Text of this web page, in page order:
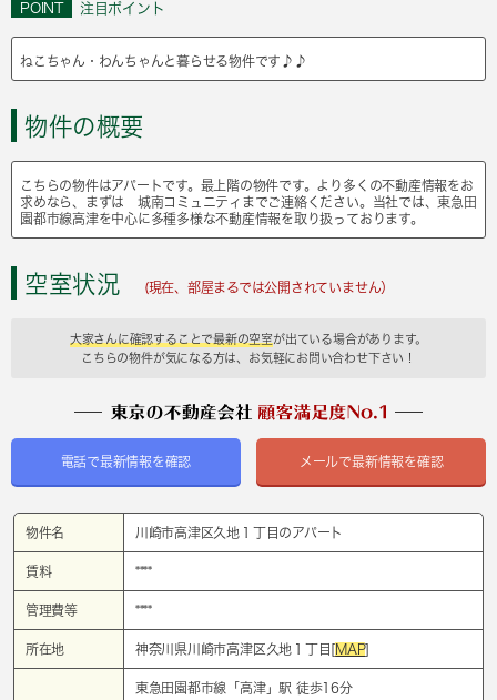
POINT 注目ポイント
ねこちゃん・わんちゃんと暮らせる物件です♪♪
物件の概要
こちらの物件はアパートです。最上階の物件です。より多くの不動産情報をお
求めなら、まずは 城南コミュニティまでご連絡ください。当社では、東急田
園都市線高津を中心に多種多様な不動産情報を取り扱っております。
空室状況 (現在、部屋まるでは公開されていません）
大家さんに確認することで最新の空室が出ている場合があります。
こちらの物件が気になる方は、お気軽にお問い合わせ下さい！
電話で最新情報を確認 メールで最新情報を確認
物件名 川崎市高津区久地１丁目のアパート
賃料 ****
管理費等 ****
所在地 神奈川県川崎市高津区久地１丁目[MAP]
東急田園都市線「高津」駅 徒歩16分